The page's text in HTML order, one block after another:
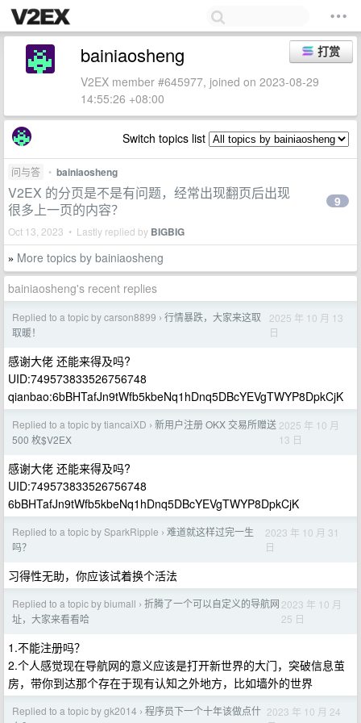
打赏
bainiaosheng
V2EX member #645977, joined on 2023-08-29
14:55:26 +08:00
Switch topics list
问与答 • bainiaosheng
V2EX 的分页是不是有问题，经常出现翻页后出现
很多上一页的内容？
Oct 13, 2023 • Lastly replied by BIGBIG
9
» More topics by bainiaosheng
bainiaosheng's recent replies
Replied to a topic by carson8899 › 行情暴跌，大家来这取
取暖！
2025 年 10 月 13
日
感谢大佬 还能来得及吗?
UID:749573833526756748
qianbao:6bBHTafJn9tWfb5kbeNq1hDnq5DBcYEVgTWYP8DpkCjK
Replied to a topic by tiancaiXD › 新用户注册 OKX 交易所赠送
500 枚$V2EX
2025 年 10 月
13 日
感谢大佬 还能来得及吗?
UID:749573833526756748
6bBHTafJn9tWfb5kbeNq1hDnq5DBcYEVgTWYP8DpkCjK
Replied to a topic by SparkRipple › 难道就这样过完一生
吗？
2023 年 10 月 31
日
习得性无助，你应该试着换个活法
Replied to a topic by biumall › 折腾了一个可以自定义的导航网
址，大家来看看哈
2023 年 10 月
25 日
1.不能注册吗？
2.个人感觉现在导航网的意义应该是打开新世界的大门，突破信息茧
房，带你到达那个存在于现有认知之外地方，比如墙外的世界
Replied to a topic by gk2014 › 程序员下一个十年该做点什 2023 年 10 月 24